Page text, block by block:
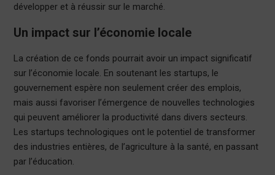
développer et à réussir sur le marché.
Un impact sur l’économie locale
La création de ce fonds pourrait avoir un impact significatif
sur l’économie locale. En soutenant les startups, le
gouvernement espère non seulement créer des emplois,
mais aussi favoriser l’émergence de nouvelles technologies
qui peuvent améliorer la productivité dans divers secteurs.
Les startups technologiques ont le potentiel de transformer
des industries entières, de l’agriculture à la santé, en passant
par l’éducation.